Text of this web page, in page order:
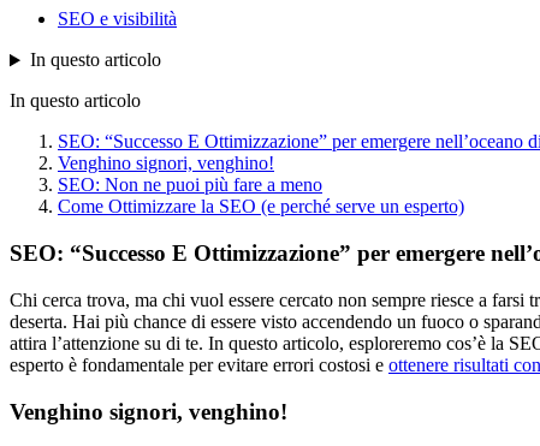
SEO e visibilità
In questo articolo
In questo articolo
SEO: “Successo E Ottimizzazione” per emergere
Venghino signori, venghino!
SEO: Non ne puoi più fare a meno
Come Ottimizzare la SEO (e perché serve un esperto)
SEO: “Successo E Ottimizzazione” per emergere
Chi cerca trova, ma chi vuol essere cercato non sempre riesce a
deserta. Hai più chance di essere visto accendendo un fuoco o
attira l’attenzione su di te. In questo articolo, esploreremo cos’è la
esperto è fondamentale per evitare errori costosi e ottenere risultati
Venghino signori, venghino!